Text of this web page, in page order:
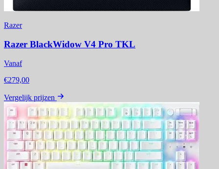
Razer
Razer BlackWidow V4 Pro TKL
Vanaf
€279,00
Vergelijk prijzen